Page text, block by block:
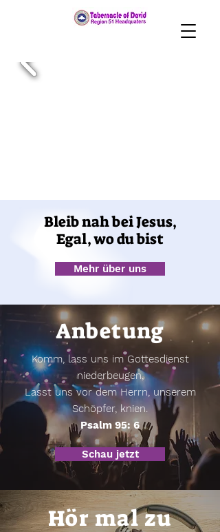
Bleib nah bei Jesus,
Egal, wo du bist
Mehr über uns
Anbetung
Komm, lass uns im Gottesdienst
niederbeugen,
Lasst uns vor dem Herrn, unserem
Schöpfer, knien.
Psalm 95: 6
Schau jetzt
Hör mal zu